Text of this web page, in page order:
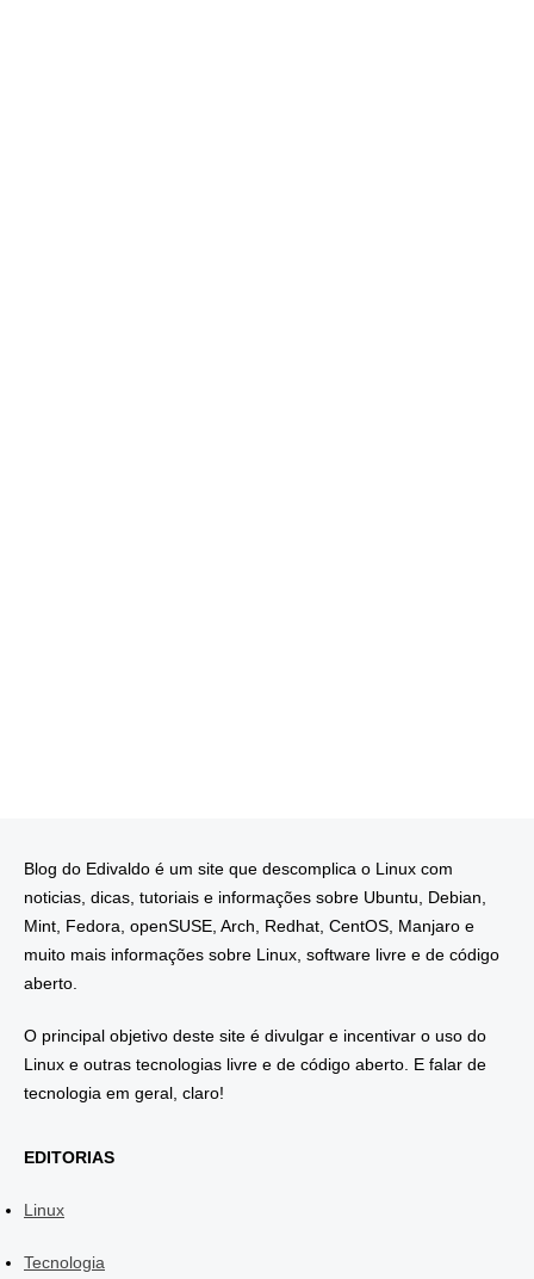
Blog do Edivaldo é um site que descomplica o Linux com
noticias, dicas, tutoriais e informações sobre Ubuntu, Debian,
Mint, Fedora, openSUSE, Arch, Redhat, CentOS, Manjaro e
muito mais informações sobre Linux, software livre e de código
aberto.
O principal objetivo deste site é divulgar e incentivar o uso do
Linux e outras tecnologias livre e de código aberto. E falar de
tecnologia em geral, claro!
EDITORIAS
Linux
Tecnologia